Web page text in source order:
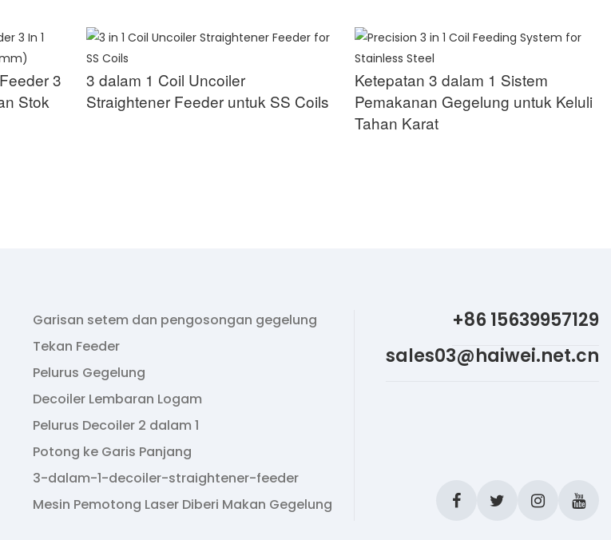
3
Stok
3 dalam 1 Coil Uncoiler
Straightener Feeder untuk SS Coils
Ketepatan 3 dalam 1 Sistem
Pemakanan Gegelung untuk Keluli
Tahan Karat
Garisan setem dan pengosongan gegelung
Tekan Feeder
Pelurus Gegelung
Decoiler Lembaran Logam
Pelurus Decoiler 2 dalam 1
Potong ke Garis Panjang
3-dalam-1-decoiler-straightener-feeder
Mesin Pemotong Laser Diberi Makan Gegelung
+86 15639957129
sales03@haiwei.net.cn